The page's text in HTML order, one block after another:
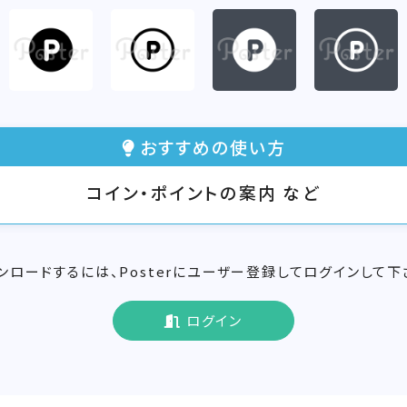
おすすめの使い方
コイン・ポイントの案内 など
ロードするには、Posterにユーザー登録してログインして下
ログイン